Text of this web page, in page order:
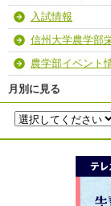
入試情報
信州大学農学部
農学部イベント
月別に見る